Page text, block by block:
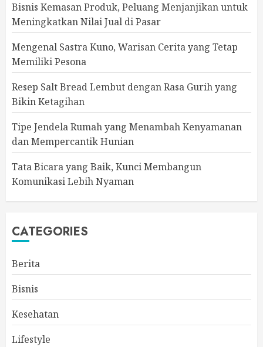
Bisnis Kemasan Produk, Peluang Menjanjikan untuk
Meningkatkan Nilai Jual di Pasar
Mengenal Sastra Kuno, Warisan Cerita yang Tetap
Memiliki Pesona
Resep Salt Bread Lembut dengan Rasa Gurih yang
Bikin Ketagihan
Tipe Jendela Rumah yang Menambah Kenyamanan
dan Mempercantik Hunian
Tata Bicara yang Baik, Kunci Membangun
Komunikasi Lebih Nyaman
CATEGORIES
Berita
Bisnis
Kesehatan
Lifestyle